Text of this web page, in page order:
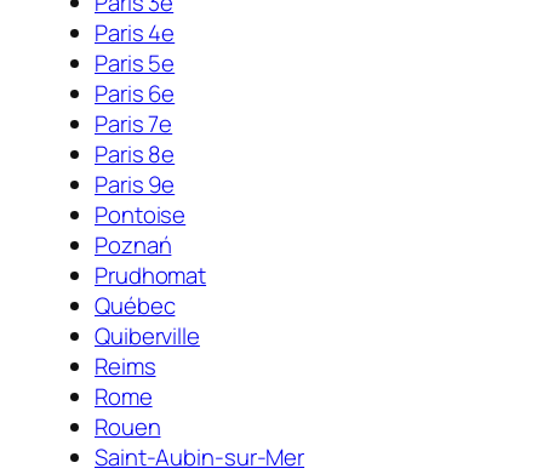
Paris 4e
Paris 5e
Paris 6e
Paris 7e
Paris 8e
Paris 9e
Pontoise
Poznań
Prudhomat
Québec
Quiberville
Reims
Rome
Rouen
Saint-Aubin-sur-Mer